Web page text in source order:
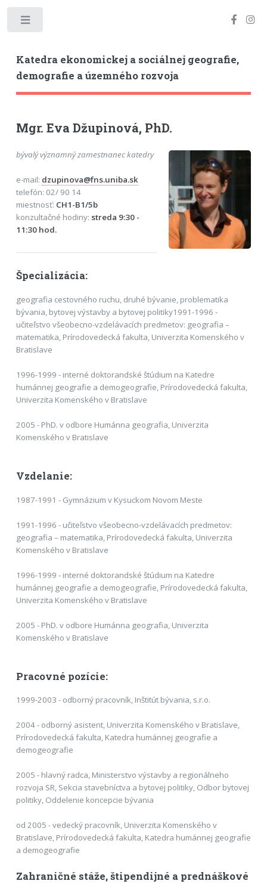
Katedra ekonomickej a sociálnej geografie,
demografie a územného rozvoja
Mgr. Eva Džupinová, PhD.
bývalý významný zamestnanec katedry
e-mail: dzupinova@fns.uniba.sk
telefón: 02/ 90 14
miestnosť: CH1-B1/5b
konzultačné hodiny: streda 9:30 -
11:30 hod.
Špecializácia:
geografia cestovného ruchu, druhé bývanie, problematika
bývania, bytovej výstavby a bytovej politiky1991-1996 -
učiteľstvo všeobecno-vzdelávacích predmetov: geografia –
matematika, Prírodovedecká fakulta, Univerzita Komenského v
Bratislave
1996-1999 - interné doktorandské štúdium na Katedre
humánnej geografie a demogeografie, Prírodovedecká fakulta,
Univerzita Komenského v Bratislave
2005 - PhD. v odbore Humánna geografia, Univerzita
Komenského v Bratislave
Vzdelanie:
1987-1991 - Gymnázium v Kysuckom Novom Meste
1991-1996 - učiteľstvo všeobecno-vzdelávacích predmetov:
geografia – matematika, Prírodovedecká fakulta, Univerzita
Komenského v Bratislave
1996-1999 - interné doktorandské štúdium na Katedre
humánnej geografie a demogeografie, Prírodovedecká fakulta,
Univerzita Komenského v Bratislave
2005 - PhD. v odbore Humánna geografia, Univerzita
Komenského v Bratislave
Pracovné pozície:
1999-2003 - odborný pracovník, Inštitút bývania, s.r.o.
2004 - odborný asistent, Univerzita Komenského v Bratislave,
Prírodovedecká fakulta, Katedra humánnej geografie a
demogeografie
2005 - hlavný radca, Ministerstvo výstavby a regionálneho
rozvoja SR, Sekcia stavebníctva a bytovej politiky, Odbor bytovej
politiky, Oddelenie koncepcie bývania
od 2005 - vedecký pracovník, Univerzita Komenského v
Bratislave, Prírodovedecká fakulta, Katedra humánnej geografie
a demogeografie
Zahraničné stáže, štipendijné a prednáškové